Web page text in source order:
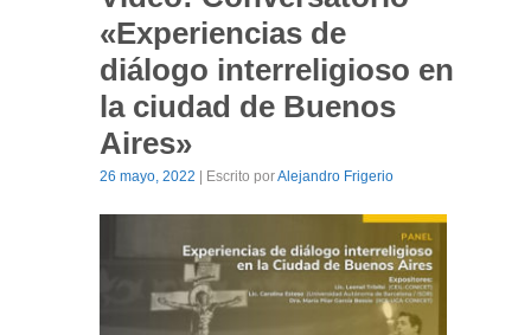
«Experiencias de
diálogo interreligioso en
la ciudad de Buenos
Aires»
26 mayo, 2022 | Escrito porAlejandro Frigerio